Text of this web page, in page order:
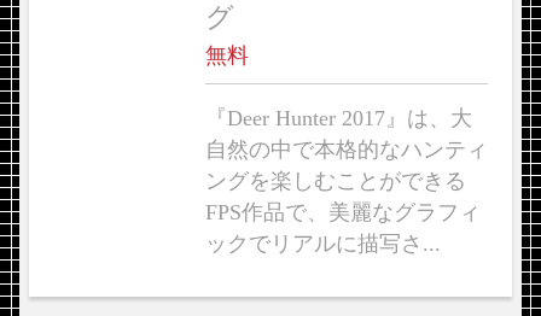
グ
無料
『Deer Hunter 2017』は、大
自然の中で本格的なハンティ
ングを楽しむことができる
FPS作品で、美麗なグラフィ
ックでリアルに描写さ...